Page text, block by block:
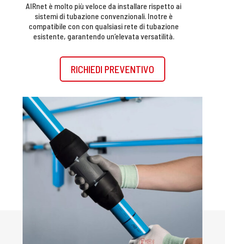
AIRnet è molto più veloce da installare rispetto ai
sistemi di tubazione convenzionali. Inotre è
compatibile con con qualsiasi rete di tubazione
esistente, garantendo un’elevata versatilità.
RICHIEDI PREVENTIVO